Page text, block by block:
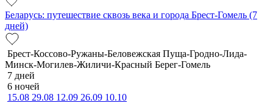
Беларусь: путешествие сквозь века и города Брест-Гомель (7
дней)
Брест-Коссово-Ружаны-Беловежская Пуща-Гродно-Лида-
Минск-Могилев-Жиличи-Красный Берег-Гомель
7 дней
6 ночей
15.08 29.08 12.09 26.09 10.10